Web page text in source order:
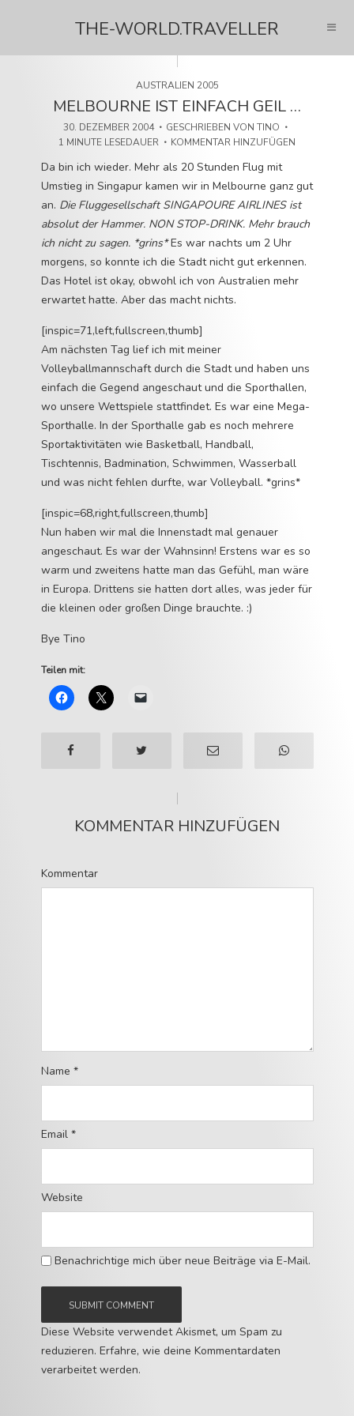
THE-WORLD.TRAVELLER
AUSTRALIEN 2005
MELBOURNE IST EINFACH GEIL …
30. DEZEMBER 2004 GESCHRIEBEN VON TINO
1 MINUTE LESEDAUER
KOMMENTAR HINZUFÜGEN
Da bin ich wieder. Mehr als 20 Stunden Flug mit
Umstieg in Singapur kamen wir in Melbourne ganz gut
an. Die Fluggesellschaft SINGAPOURE AIRLINES ist
absolut der Hammer. NON STOP-DRINK. Mehr brauch
ich nicht zu sagen. *grins*Es war nachts um 2 Uhr
morgens, so konnte ich die Stadt nicht gut erkennen.
Das Hotel ist okay, obwohl ich von Australien mehr
erwartet hatte. Aber das macht nichts.
[inspic=71,left,fullscreen,thumb]
Am nächsten Tag lief ich mit meiner
Volleyballmannschaft durch die Stadt und haben uns
einfach die Gegend angeschaut und die Sporthallen,
wo unsere Wettspiele stattfindet. Es war eine Mega-
Sporthalle. In der Sporthalle gab es noch mehrere
Sportaktivitäten wie Basketball, Handball,
Tischtennis, Badmination, Schwimmen, Wasserball
und was nicht fehlen durfte, war Volleyball. *grins*
[inspic=68,right,fullscreen,thumb]
Nun haben wir mal die Innenstadt mal genauer
angeschaut. Es war der Wahnsinn! Erstens war es so
warm und zweitens hatte man das Gefühl, man wäre
in Europa. Drittens sie hatten dort alles, was jeder für
die kleinen oder großen Dinge brauchte. :)
Bye Tino
Teilen mit:
KOMMENTAR HINZUFÜGEN
Kommentar
Name *
Email *
Website
Benachrichtige mich über neue Beiträge via E-Mail.
Diese Website verwendet Akismet, um Spam zu
reduzieren. Erfahre, wie deine Kommentardaten
verarbeitet werden.